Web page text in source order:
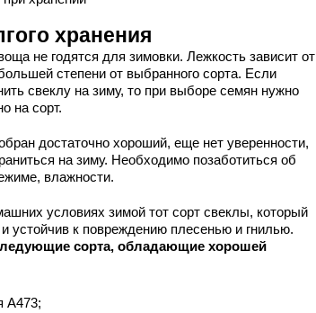
хранения
не годятся для зимовки. Лежкость зависит от
степени от выбранного сорта. Если
свеклу на зиму, то при выборе семян нужно
на сорт.
достаточно хороший, еще нет уверенности,
на зиму. Необходимо позаботиться об
влажности.
условиях зимой тот сорт свеклы, который
устойчив к повреждению плесенью и гнилью.
сорта, обладающие хорошей
А473;